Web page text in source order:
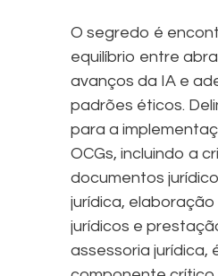
O segredo é
equilíbrio entre
avanços da IA e
padrões éticos.
para a
OCGs, incluindo a
documentos
jurídica,
jurídicos e
assessoria jurídica,